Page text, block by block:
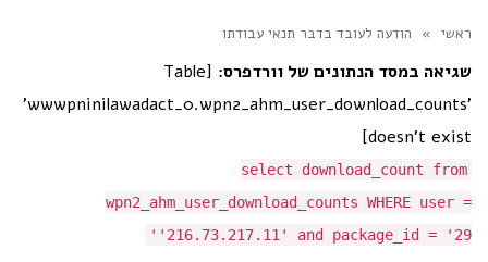
ראשי » הודעה לעובד בדבר תנאי עבודתו
שגיאה במסד הנתונים של וורדפרס: [Table
'wwwpninilawadact_0.wpn2_ahm_user_download_counts'
doesn't exist]
select download_count from
wpn2_ahm_user_download_counts WHERE user =
'216.73.217.11' and package_id = '29'